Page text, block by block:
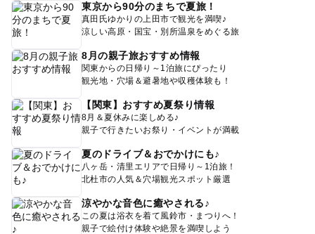
東京から90分のまちで夏旅！
真田氏ゆかりの上田市で観光を満喫♪
涼しい高原・国宝・別所温泉をめぐる旅
8月の親子旅おすすめ情報
関東からの日帰り～1泊旅にぴったり
観光地・穴場＆避暑地や収穫体験も！
【関東】おすすめ夏祭り情報
8月＆夏休みに楽しめる♪
親子で行きたいお祭り・イベントが満載
夏のドライブ＆おでかけにも♪
八ヶ岳・清里エリアで日帰り～1泊旅！
北杜市の人気＆穴場観光スポット厳選
涼やかな音色に癒やされる♪
この夏は浴衣を着て風鈴市・まつりへ！
親子で絵付け体験や絶景を満喫しよう